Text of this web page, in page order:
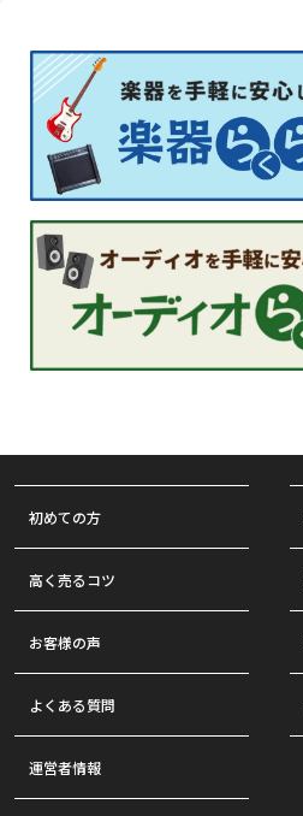
初めての方
高く売るコツ
お客様の声
よくある質問
運営者情報